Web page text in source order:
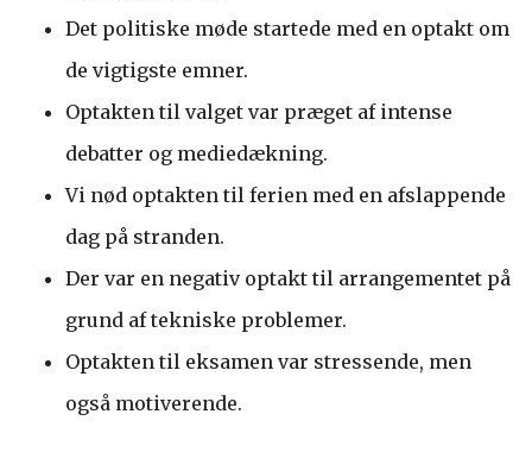
Det politiske møde startede med en optakt om
de vigtigste emner.
Optakten til valget var præget af intense
debatter og mediedækning.
Vi nød optakten til ferien med en afslappende
dag på stranden.
Der var en negativ optakt til arrangementet på
grund af tekniske problemer.
Optakten til eksamen var stressende, men
også motiverende.